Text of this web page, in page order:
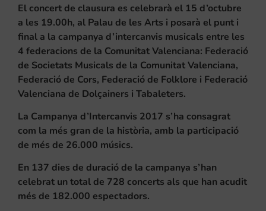
El concert de clausura es celebrarà el 15 d’octubre
a les 19.00h, al Palau de les Arts i posarà el punt i
final a la campanya d’intercanvis musicals entre les
4 federacions de la Comunitat Valenciana: Federació
de Societats Musicals de la Comunitat Valenciana,
Federació de Cors, Federació de Folklore i Federació
Valenciana de Dolçainers i Tabaleters.
La Campanya d’Intercanvis 2017 s’ha consagrat
com la més gran de la història, amb la participació
de més de 26.000 músics.
En 137 dies de duració de la campanya s’han
celebrat un total de 728 concerts als que han acudit
més de 182.000 espectadors.